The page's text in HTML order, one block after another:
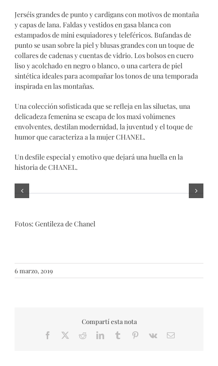
Jerséis grandes de punto y cardigans con motivos de montaña
y capas de lana. Faldas y vestidos en gasa blanca con
estampados de mini esquiadores y teleféricos. Bufandas de
punto se usan sobre la piel y blusas grandes con un toque de
collares de cadenas y cuentas de vidrio. Los bolsos en cuero
liso y acolchado en negro o blanco, o una cartera de piel
sintética ideales para acompañar los tonos de una temporada
inspirada en las montañas.
Una colección sofisticada que se refleja en las siluetas, una
delicadeza femenina se escapa de los maxi volúmenes
envolventes, destilan modernidad, la juventud y el toque de
humor que caracteriza a la mujer CHANEL.
Un desfile especial y emotivo que dejará una huella en la
historia de CHANEL.
Fotos: Gentileza de Chanel
6 marzo, 2019
Compartí esta nota
Facebook RedditLinkedInTumblr Pinterest
Vk Email